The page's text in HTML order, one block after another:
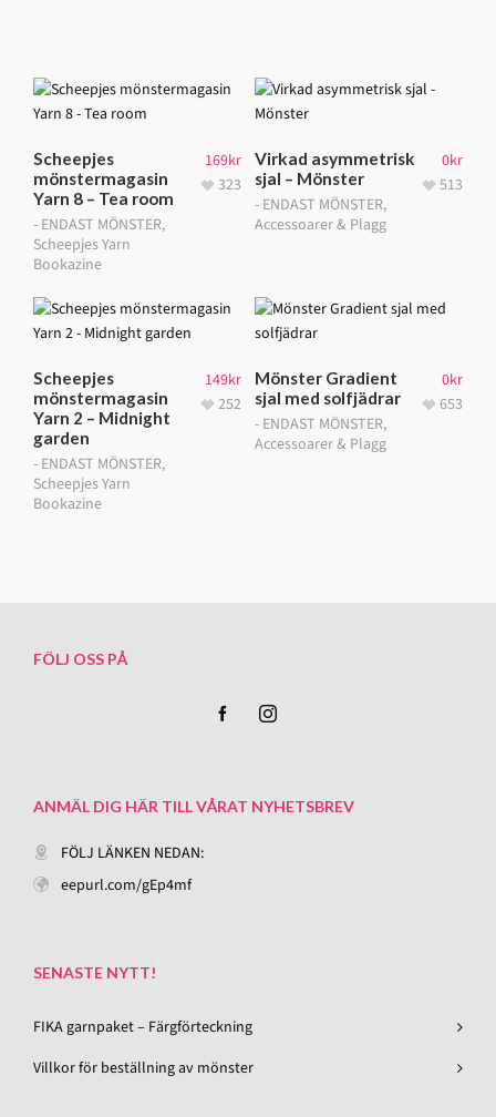
Scheepjes
mönstermagasin
Yarn 8 – Tea room
- ENDAST MÖNSTER,
Scheepjes Yarn
Bookazine
169kr
323
Virkad asymmetrisk
sjal – Mönster
- ENDAST MÖNSTER,
Accessoarer & Plagg
0kr
513
Scheepjes
mönstermagasin
Yarn 2 – Midnight
garden
- ENDAST MÖNSTER,
Scheepjes Yarn
Bookazine
149kr
252
Mönster Gradient
sjal med solfjädrar
- ENDAST MÖNSTER,
Accessoarer & Plagg
0kr
653
FÖLJ OSS PÅ
ANMÄL DIG HÄR TILL VÅRAT NYHETSBREV
FÖLJ LÄNKEN NEDAN:
eepurl.com/gEp4mf
SENASTE NYTT!
FIKA garnpaket – Färgförteckning
Villkor för beställning av mönster